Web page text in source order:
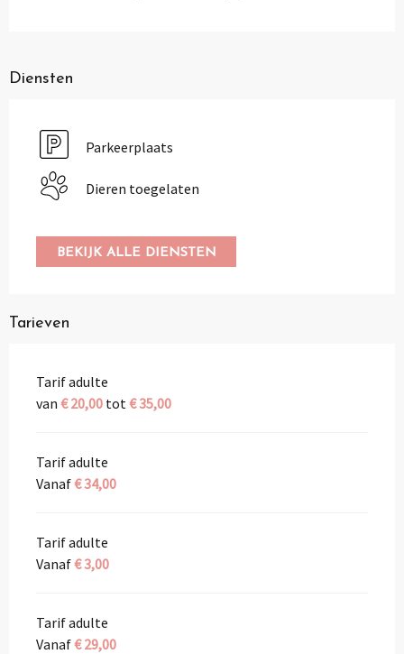
Diensten
Parkeerplaats
Dieren toegelaten
BEKIJK ALLE DIENSTEN
Tarieven
Tarif adulte
van € 20,00 tot € 35,00
Tarif adulte
Vanaf€ 34,00
Tarif adulte
Vanaf€ 3,00
Tarif adulte
Vanaf€ 29,00